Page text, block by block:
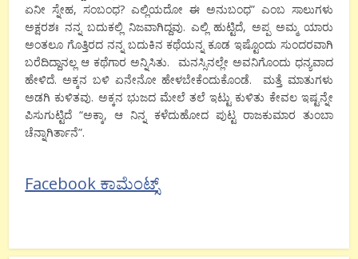
ಏನೀ ಸ್ನೇಹ, ಸಂಬಂಧ? ಎಲ್ಲಿಯದೋ ಈ ಅನುಬಂಧ” ಎಂಬ ಸಾಲುಗಳು
ಅಕ್ಷರಶಃ ನನ್ನ ಬದುಕಲ್ಲಿ ನಿಜವಾಗಿದ್ದವು. ಎಲ್ಲಿ ಹುಟ್ಟಿದೆ, ಅಪ್ಪ ಅಮ್ಮ ಯಾರು
ಅಂತಲೂ ಗೊತ್ತಿರದ ನನ್ನ ಬದುಕಿನ ಕಥೆಯನ್ನ ಕೂಡ ಇಷ್ಟೊಂದು ಸುಂದರವಾಗಿ
ಬರೆದಿದ್ದಾನಲ್ಲ ಆ‌ ಕಥೆಗಾರ ಅನ್ನಿಸಿತು. ಮನಸ್ಸಿನಲ್ಲೇ ಅವನಿಗೊಂದು ಧನ್ಯವಾದ
ಹೇಳಿದೆ. ಅಕ್ಕನ ಬಳಿ ಏನೇನೋ ಹೇಳಬೇಕೆಂದುಕೊಂಡೆ. ಮತ್ತೆ ಮಾತುಗಳು
ಅಡಗಿ ಕುಳಿತವು. ಅಕ್ಕನ ಭುಜದ ಮೇಲೆ ತಲೆ ಇಟ್ಟು ಕುಳಿತು ಕೇವಲ ಇಷ್ಟನ್ನೇ
ಪಿಸುಗುಟ್ಟಿದೆ “ಅಕ್ಕಾ, ಆ ನಿನ್ನ ಕಳೆದುಹೋದ ಪುಟ್ಟ ರಾಜಕುಮಾರ ತುಂಬಾ
ಚೆನ್ನಾಗಿರ್ತಾನೆ”.
Facebook ಕಾಮೆಂಟ್ಸ್